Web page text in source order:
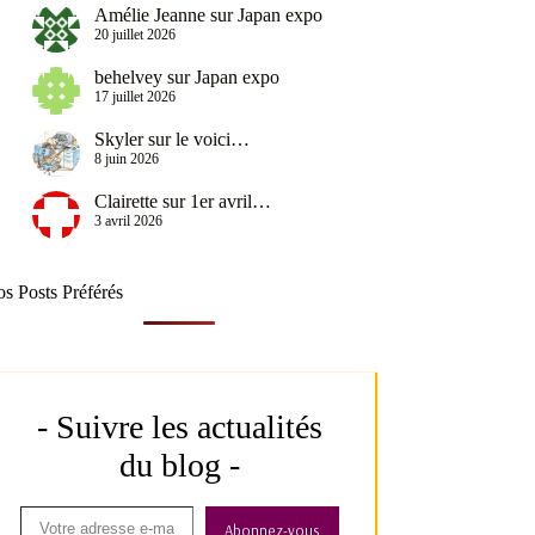
Amélie Jeanne surJapan expo
20 juillet 2026
behelvey surJapan expo
17 juillet 2026
Skylersurle voici…
8 juin 2026
Clairette sur 1er avril…
3 avril 2026
Posts Préférés
- Suivre les actualités
du blog -
Abonnez-vous